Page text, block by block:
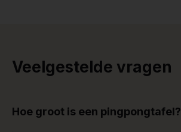
Veelgestelde vragen
Hoe groot is een pingpongtafel?